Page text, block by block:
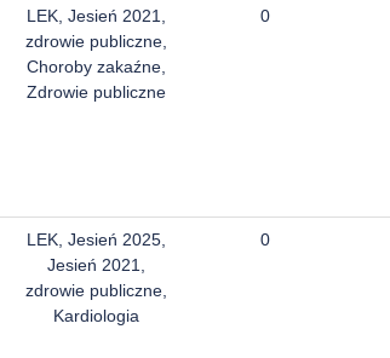
LEK, Jesień 2021,
zdrowie publiczne,
Choroby zakaźne,
Zdrowie publiczne
0
LEK, Jesień 2025,
Jesień 2021,
zdrowie publiczne,
Kardiologia
0